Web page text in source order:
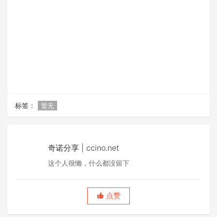
标签： 暂无
奇诺分享 | ccino.net
这个人很懒，什么都没留下
点赞